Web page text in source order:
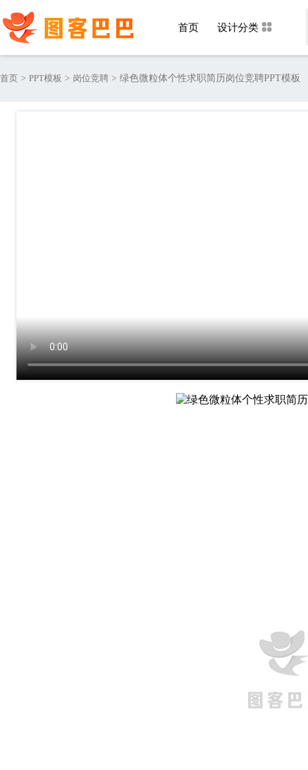
首页 设计分类
首页 > PPT模板 > 岗位竞聘 > 绿色微粒体个性求职简历岗位竞聘PPT模板